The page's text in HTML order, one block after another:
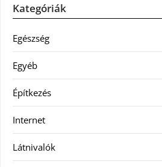
Kategóriák
Egészség
Egyéb
Építkezés
Internet
Látnivalók